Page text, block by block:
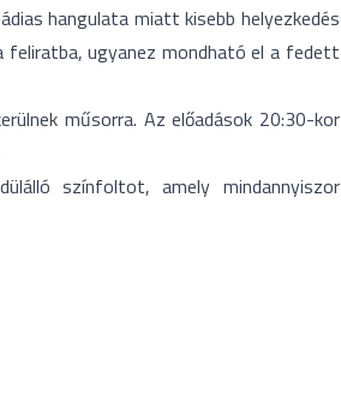
hangulata miatt kisebb helyezkedés
feliratba, ugyanez mondható el a fedett
műsorra. Az előadások 20:30-kor
színfoltot, amely mindannyiszor